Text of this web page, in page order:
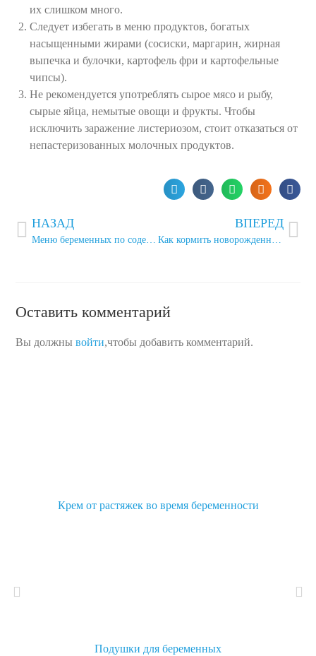
их слишком много.
Следует избегать в меню продуктов, богатых
насыщенными жирами (сосиски, маргарин, жирная
выпечка и булочки, картофель фри и картофельные
чипсы).
Не рекомендуется употреблять сырое мясо и рыбу,
сырые яйца, немытые овощи и фрукты. Чтобы
исключить заражение листериозом, стоит отказаться от
непастеризованных молочных продуктов.
НАЗАД ВПЕРЕД
Оставить комментарий
Вы должнывойти,чтобы добавить комментарий.
Крем от растяжек во время беременности
Подушки для беременных